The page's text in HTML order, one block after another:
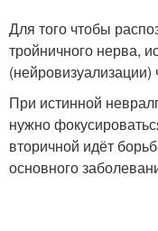
Для того чтобы
тройничного нерва,
При истинной
нужно
вторичной идёт
основного